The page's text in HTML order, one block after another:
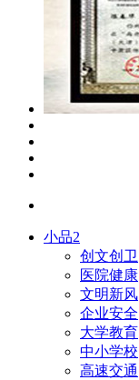
小品2
创文创卫
医院健康
文明新风
企业安全
大学教育
中小学校
高速交通